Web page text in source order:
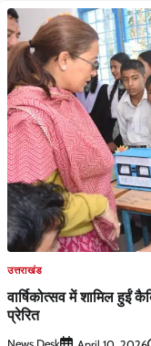
उत्तराखंड
वार्षिकोत्सव में शामिल हुईं
प्रेरित